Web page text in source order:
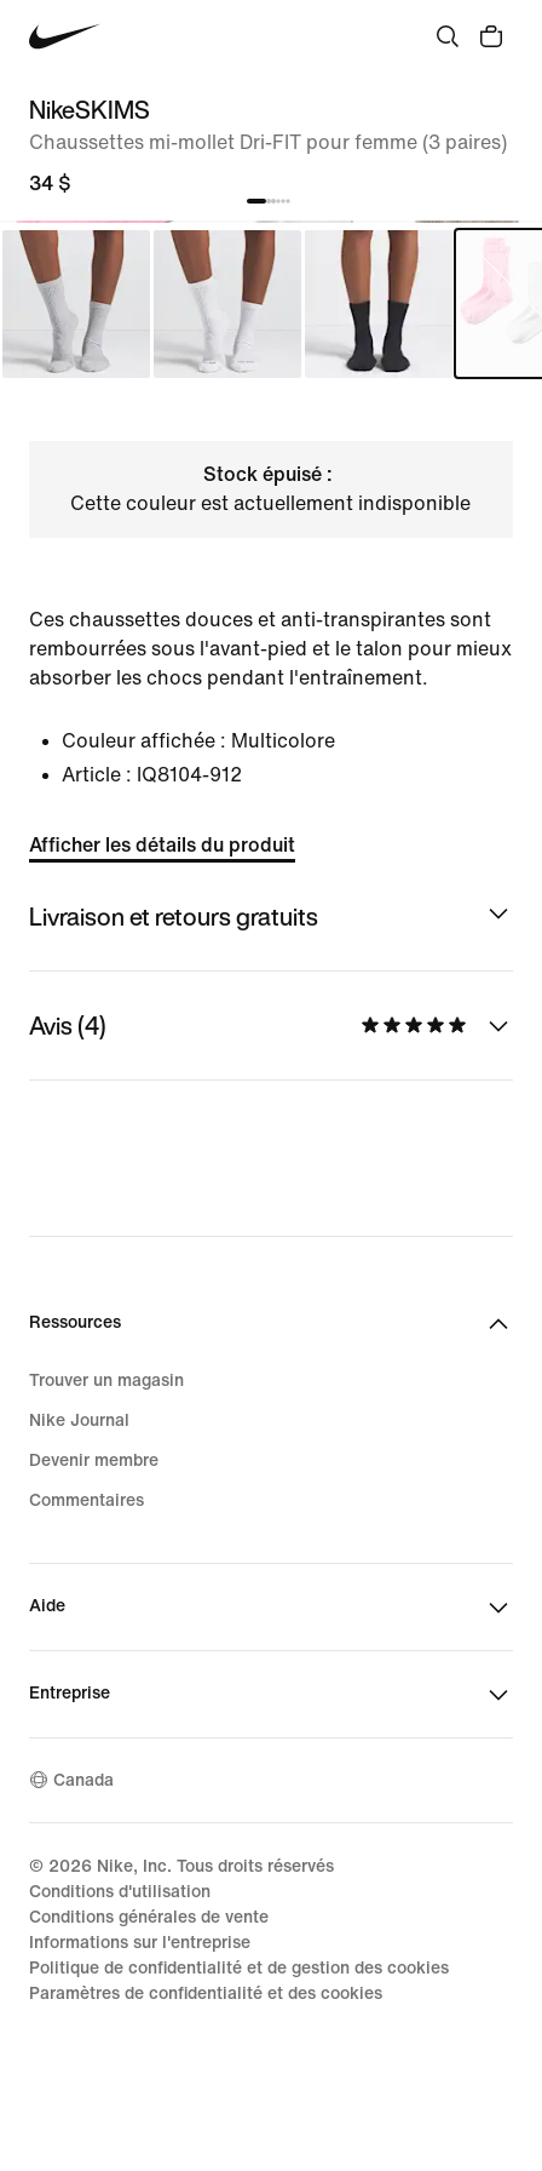
NikeSKIMS
Chaussettes mi-mollet Dri-FIT pour femme (3 paires)
34 $
Stock épuisé :
Cette couleur est actuellement indisponible
Ces chaussettes douces et anti-transpirantes sont
rembourrées sous l'avant-pied et le talon pour mieux
absorber les chocs pendant l'entraînement.
Couleur affichée : Multicolore
Article : IQ8104-912
Afficher les détails du produit
Livraison et retours gratuits
Avis (4)
Ressources
Trouver un magasin
Nike Journal
Devenir membre
Commentaires
Aide
Entreprise
Canada
© 2026 Nike, Inc. Tous droits réservés
Conditions d'utilisation
Conditions générales de vente
Informations sur l'entreprise
Politique de confidentialité et de gestion des cookies
Paramètres de confidentialité et des cookies